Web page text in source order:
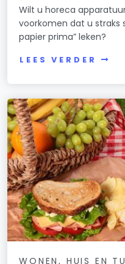
Wilt u horeca
voorkomen dat u straks
papier prima” leken?
LEES VERDER
WONEN, HUIS EN